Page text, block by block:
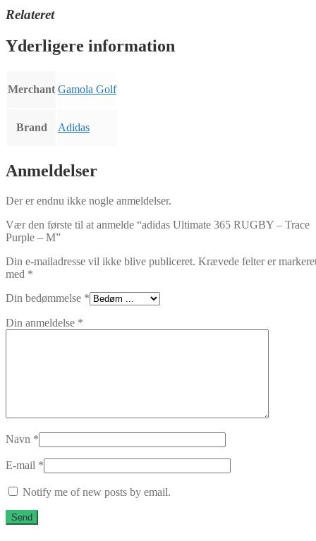
Relateret
Yderligere information
Merchant Gamola Golf
Brand Adidas
Anmeldelser
Der er endnu ikke nogle anmeldelser.
Vær den første til at anmelde “adidas Ultimate 365 RUGBY – Trace
Purple – M”
Din e-mailadresse vil ikke blive publiceret. Krævede felter er
med *
Din bedømmelse *
Din anmeldelse *
Navn *
E-mail *
Notify me of new posts by email.